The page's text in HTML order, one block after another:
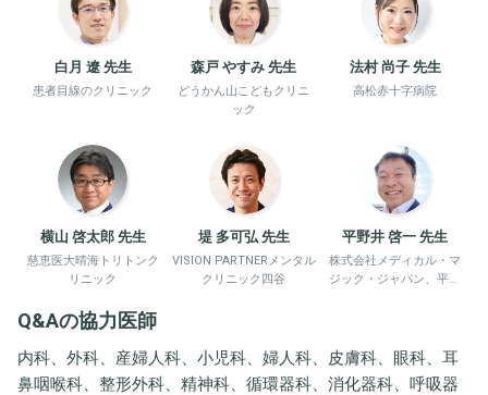
白月 遼 先生
患者目線のクリニック
森戸 やすみ 先生
どうかん山こどもクリニ
ック
法村 尚子 先生
高松赤十字病院
横山 啓太郎 先生
慈恵医大晴海トリトンク
リニック
堤 多可弘 先生
VISION PARTNERメンタル
クリニック四谷
平野井 啓一 先生
株式会社メディカル・マ
ジック・ジャパン、平野
Q&Aの協力医師
内科、外科、産婦人科、小児科、婦人科、皮膚科、眼科、耳
鼻咽喉科、整形外科、精神科、循環器科、消化器科、呼吸器